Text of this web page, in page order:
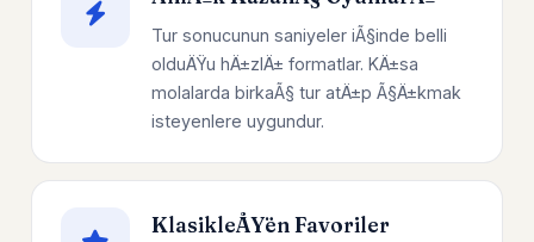
Tur sonucunun saniyeler iÃ§inde belli
olduÄŸu hÄ±zlÄ± formatlar. KÄ±sa
molalarda birkaÃ§ tur atÄ±p Ã§Ä±kmak
isteyenlere uygundur.
KlasikleÅŸen Favoriler